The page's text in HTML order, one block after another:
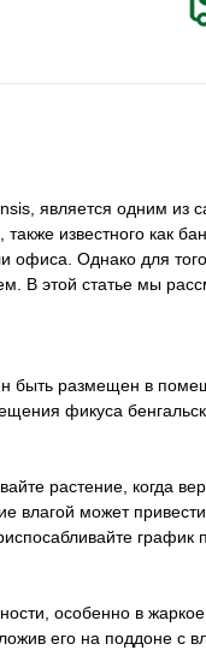
является одним
известного как
Однако для
В этой статье мы
быть размещен в
фикуса
растение, когда
влагой может
график
особенно в
его на поддоне